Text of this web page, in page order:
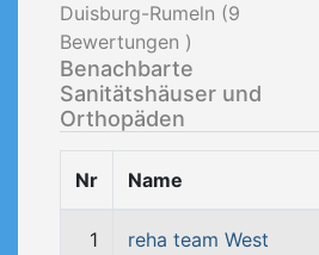
Duisburg-Rumeln (9
Bewertungen )
Benachbarte
Sanitätshäuser und
Orthopäden
Nr Name
1
reha team West